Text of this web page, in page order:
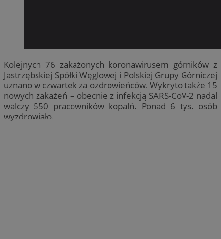
Kolejnych 76 zakażonych koronawirusem górników z
Jastrzębskiej Spółki Węglowej i Polskiej Grupy Górniczej
uznano w czwartek za ozdrowieńców. Wykryto także 15
nowych zakażeń – obecnie z infekcją SARS-CoV-2 nadal
walczy 550 pracowników kopalń. Ponad 6 tys. osób
wyzdrowiało.